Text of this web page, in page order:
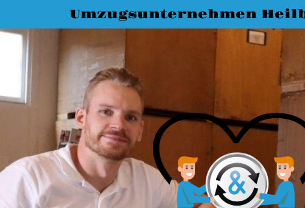
Umzugsunternehmen